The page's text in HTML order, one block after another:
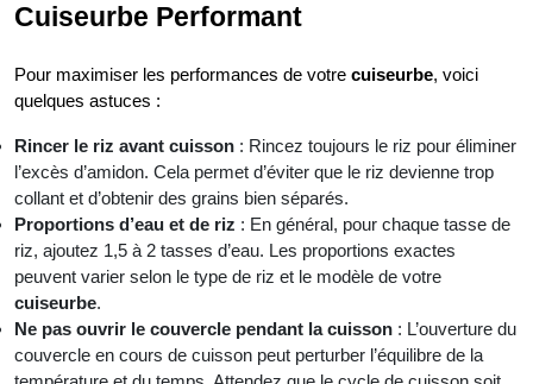
Cuiseurbe Performant
Pour maximiser les performances de votre cuiseurbe, voici
quelques astuces :
Rincer le riz avant cuisson : Rincez toujours le riz pour éliminer
l’excès d’amidon. Cela permet d’éviter que le riz devienne trop
collant et d’obtenir des grains bien séparés.
Proportions d’eau et de riz : En général, pour chaque tasse de
riz, ajoutez 1,5 à 2 tasses d’eau. Les proportions exactes
peuvent varier selon le type de riz et le modèle de votre
cuiseurbe.
Ne pas ouvrir le couvercle pendant la cuisson : L’ouverture du
couvercle en cours de cuisson peut perturber l’équilibre de la